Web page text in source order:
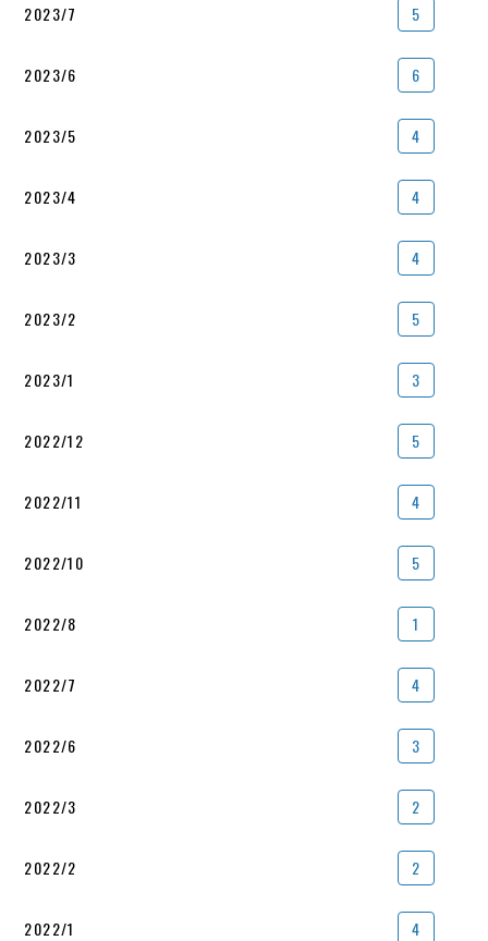
2023/7 5
2023/6 6
2023/5 4
2023/4 4
2023/3 4
2023/2 5
2023/1 3
2022/12 5
2022/11 4
2022/10 5
2022/8 1
2022/7 4
2022/6 3
2022/3 2
2022/2 2
2022/1 4